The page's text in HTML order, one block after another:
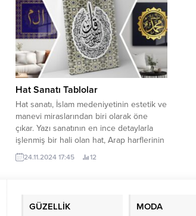
Hat Sanatı Tablolar
Hat sanatı, İslam medeniyetinin estetik ve
manevi miraslarından biri olarak öne
çıkar. Yazı sanatının en ince detaylarla
işlenmiş bir hali olan hat, Arap harflerinin
zarif çizgileriyle oluşturulan görsel
kompozisyonları içerir. Kur’an-ı Kerim’den
gerektirir. Hat sanatı, yalnızca bir yazı...
24.11.2024 17:45 12
GÜZELLİK MODA